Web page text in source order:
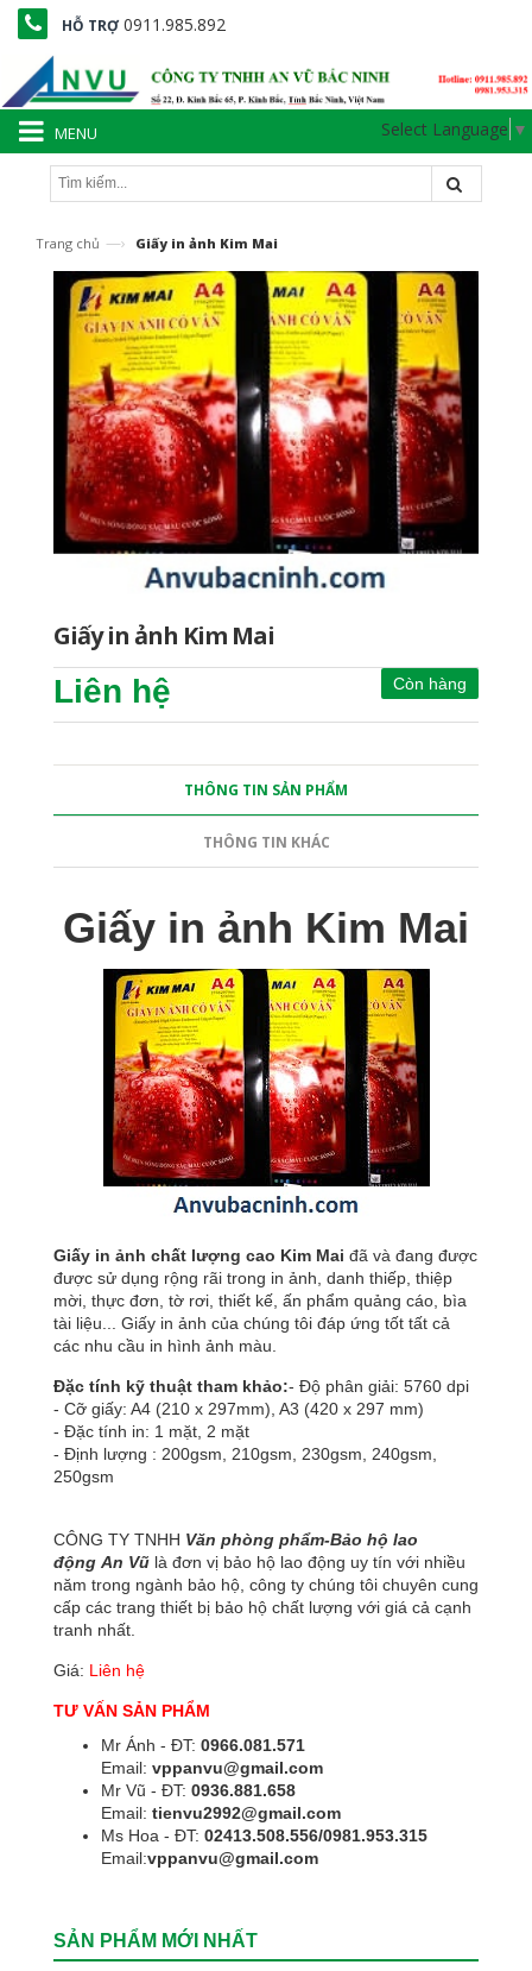
HỖ TRỢ 0911.985.892
MENU Select Language ▼
Trang chủ —› Giấy in ảnh Kim Mai
Giấy in ảnh Kim Mai
Còn hàng
Liên hệ
THÔNG TIN SẢN PHẨM
THÔNG TIN KHÁC
Giấy in ảnh Kim Mai
Giấy in ảnh chất lượng cao Kim Mai đã và đang được
được sử dụng rộng rãi trong in ảnh, danh thiếp, thiệp
mời, thực đơn, tờ rơi, thiết kế, ấn phẩm quảng cáo, bìa
tài liệu... Giấy in ảnh của chúng tôi đáp ứng tốt tất cả
các nhu cầu in hình ảnh màu.
Đặc tính kỹ thuật tham khảo:- Độ phân giải: 5760 dpi
- Cỡ giấy: A4 (210 x 297mm), A3 (420 x 297 mm)
- Đặc tính in: 1 mặt, 2 mặt
- Định lượng : 200gsm, 210gsm, 230gsm, 240gsm,
250gsm
CÔNG TY TNHH Văn phòng phẩm-Bảo hộ lao
động An Vũ là đơn vị bảo hộ lao động uy tín với nhiều
năm trong ngành bảo hộ, công ty chúng tôi chuyên cung
cấp các trang thiết bị bảo hộ chất lượng với giá cả cạnh
tranh nhất.
Giá: Liên hệ
TƯ VẤN SẢN PHẨM
Mr Ánh - ĐT: 0966.081.571
Email: vppanvu@gmail.com
Mr Vũ - ĐT: 0936.881.658
Email: tienvu2992@gmail.com
Ms Hoa - ĐT: 02413.508.556/0981.953.315
Email:vppanvu@gmail.com
SẢN PHẨM MỚI NHẤT